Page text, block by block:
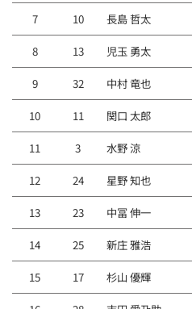
7 10 長島 哲太
8 13 児玉 勇太
9 32 中村 竜也
10 11 関口 太郎
11 3 水野 涼
12 24 星野 知也
13 23 中冨 伸一
14 25 新庄 雅浩
15 17 杉山 優輝